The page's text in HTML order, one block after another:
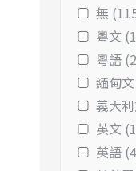
無
粵文
粵語
緬甸
義大
英文
英語